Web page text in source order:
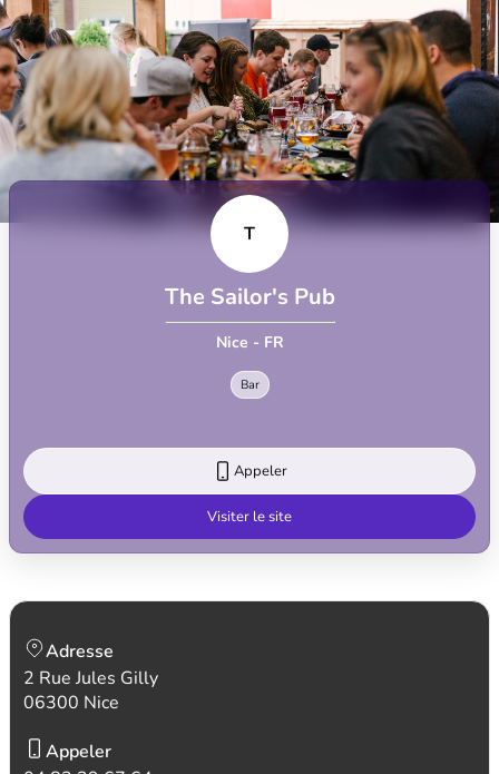
T
The Sailor's Pub
Nice - FR
Bar
Appeler
Visiter le site
Adresse
2 Rue Jules Gilly
06300 Nice
Appeler